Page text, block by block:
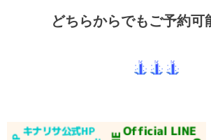
どちらからでもご予約可